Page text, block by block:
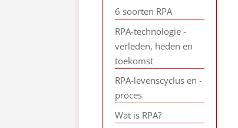
6 soorten RPA
RPA-technologie -
verleden, heden en
toekomst
RPA-levenscyclus en -
proces
Wat is RPA?